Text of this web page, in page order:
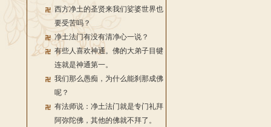
西方净土的圣贤来我们娑婆世界也
要受苦吗？
净土法门有没有清净心一说？
有些人喜欢神通。佛的大弟子目犍
连就是神通第一。
我们那么愚痴，为什么能刹那成佛
呢？
有法师说：净土法门就是专门礼拜
阿弥陀佛，其他的佛就不拜了。